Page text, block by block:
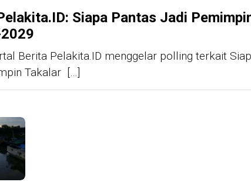
Siapa Pantas Jadi
Berita Pelakita.ID menggelar polling terkait
Takalar […]